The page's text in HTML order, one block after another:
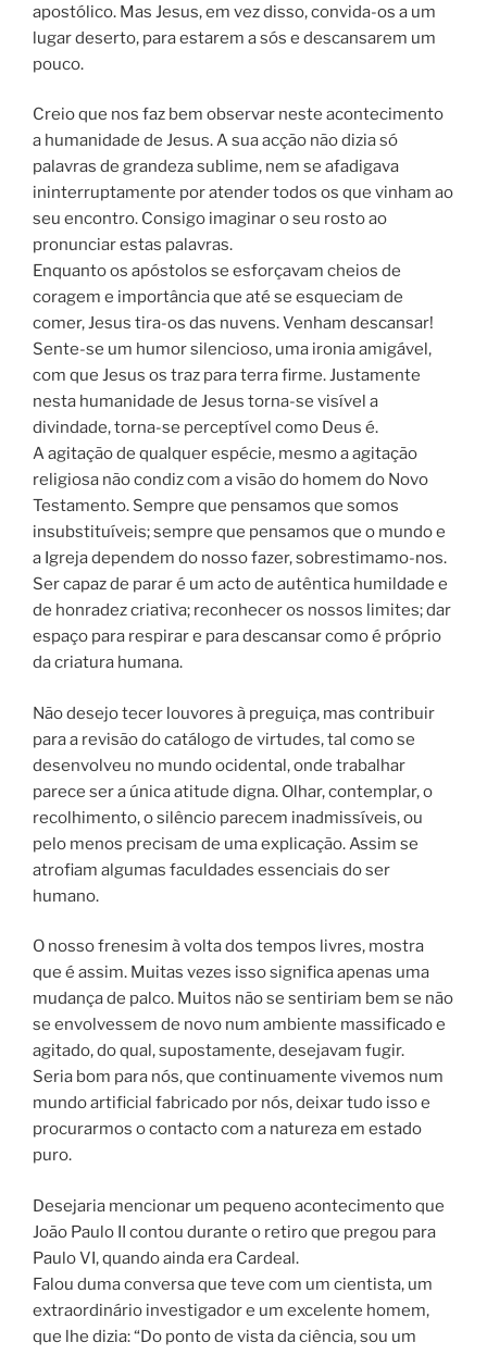
apostólico. Mas Jesus, em vez disso, convida-os a um
lugar deserto, para estarem a sós e descansarem um
pouco.
Creio que nos faz bem observar neste acontecimento
a humanidade de Jesus. A sua acção não dizia só
palavras de grandeza sublime, nem se afadigava
ininterruptamente por atender todos os que vinham ao
seu encontro. Consigo imaginar o seu rosto ao
pronunciar estas palavras.
Enquanto os apóstolos se esforçavam cheios de
coragem e importância que até se esqueciam de
comer, Jesus tira-os das nuvens. Venham descansar!
Sente-se um humor silencioso, uma ironia amigável,
com que Jesus os traz para terra firme. Justamente
nesta humanidade de Jesus torna-se visível a
divindade, torna-se perceptível como Deus é.
A agitação de qualquer espécie, mesmo a agitação
religiosa não condiz com a visão do homem do Novo
Testamento. Sempre que pensamos que somos
insubstituíveis; sempre que pensamos que o mundo e
a Igreja dependem do nosso fazer, sobrestimamo-nos.
Ser capaz de parar é um acto de autêntica humildade e
de honradez criativa; reconhecer os nossos limites; dar
espaço para respirar e para descansar como é próprio
da criatura humana.
Não desejo tecer louvores à preguiça, mas contribuir
para a revisão do catálogo de virtudes, tal como se
desenvolveu no mundo ocidental, onde trabalhar
parece ser a única atitude digna. Olhar, contemplar, o
recolhimento, o silêncio parecem inadmissíveis, ou
pelo menos precisam de uma explicação. Assim se
atrofiam algumas faculdades essenciais do ser
humano.
O nosso frenesim à volta dos tempos livres, mostra
que é assim. Muitas vezes isso significa apenas uma
mudança de palco. Muitos não se sentiriam bem se não
se envolvessem de novo num ambiente massificado e
agitado, do qual, supostamente, desejavam fugir.
Seria bom para nós, que continuamente vivemos num
mundo artificial fabricado por nós, deixar tudo isso e
procurarmos o contacto com a natureza em estado
puro.
Desejaria mencionar um pequeno acontecimento que
João Paulo II contou durante o retiro que pregou para
Paulo VI, quando ainda era Cardeal.
Falou duma conversa que teve com um cientista, um
extraordinário investigador e um excelente homem,
que lhe dizia: “Do ponto de vista da ciência, sou um